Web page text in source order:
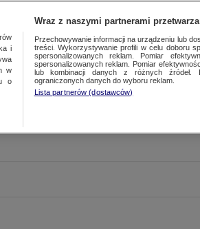
i
w
o
Wraz z naszymi partnerami
Przechowywanie informacji na urządzeniu lub
treści. Wykorzystywanie profili w celu doboru
spersonalizowanych reklam. Pomiar
spersonalizowanych reklam. Pomiar
lub kombinacji danych z różnych źródeł.
ograniczonych danych do wyboru reklam.
Lista partnerów (dostawców)